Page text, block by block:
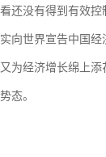
还没有得到有效控
向世界宣告中国
为经济增长绵上
态。